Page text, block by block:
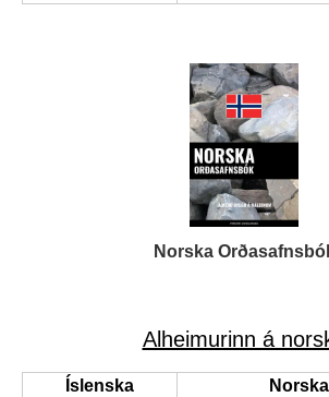
Norska
Alheimurinn á
Íslenska
Norska